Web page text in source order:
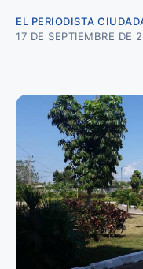
EL PERIODISTA
17 DE SEPTIEMBRE DE